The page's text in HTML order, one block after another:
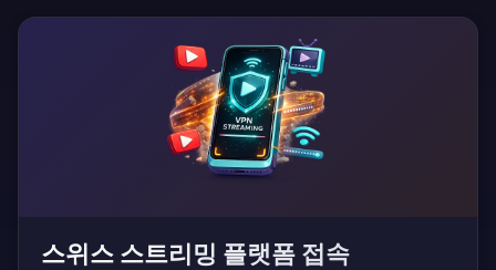
스위스 스트리밍 플랫폼 접속